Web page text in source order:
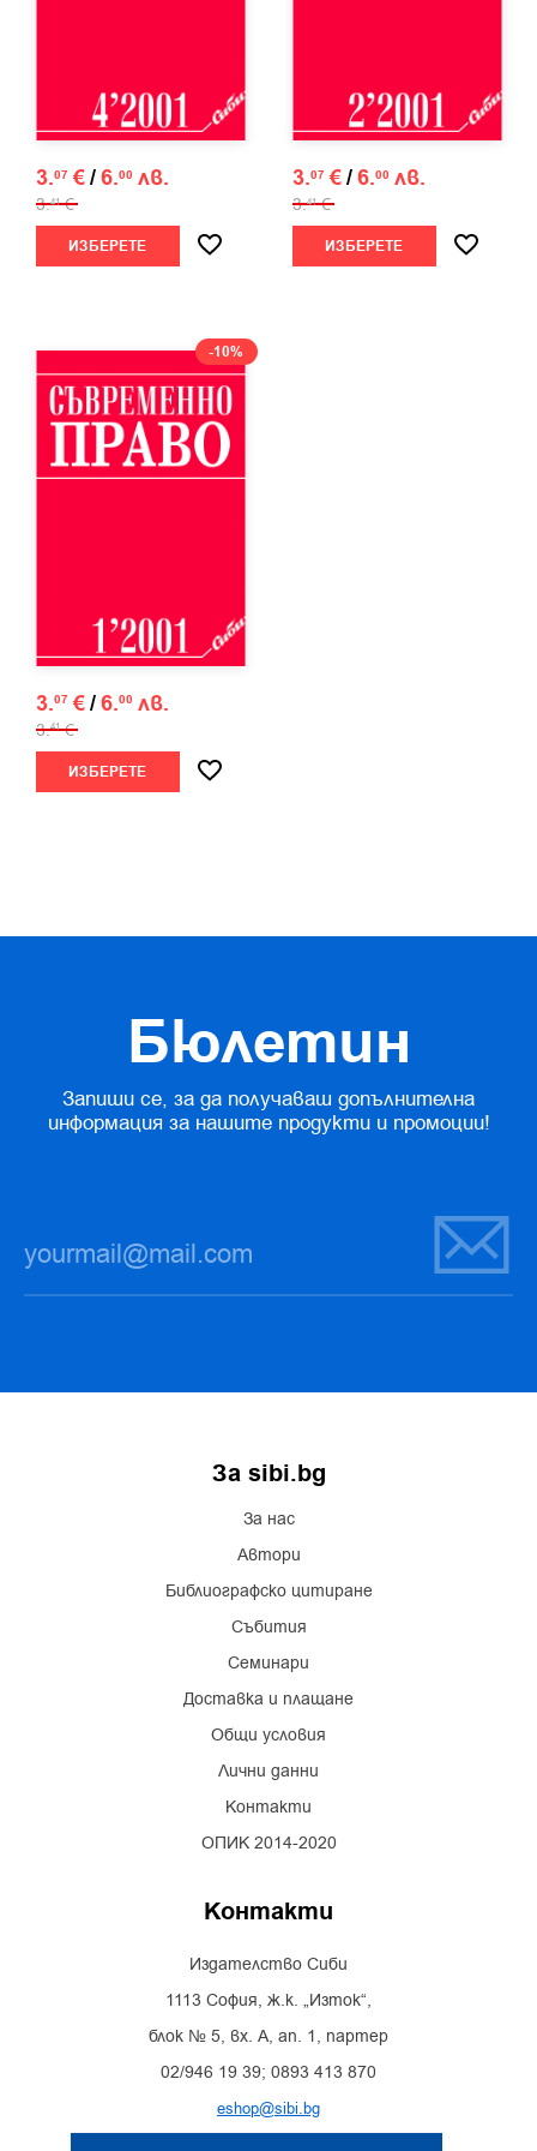
3.07 €/6.00 лв.
3.41 €
ИЗБЕРЕТЕ
3.07 €/6.00 лв.
3.41 €
ИЗБЕРЕТЕ
-10%
3.07 €/6.00 лв.
3.41 €
ИЗБЕРЕТЕ
Бюлетин
Запиши се, за да получаваш допълнителна
информация за нашите продукти и промоции!
За sibi.bg
За нас
Автори
Библиографско цитиране
Събития
Семинари
Доставка и плащане
Общи условия
Лични данни
Контакти
ОПИК 2014-2020
Контакти
Издателство Сиби
1113 София, ж.к. „Изток“,
блок № 5, вх. А, ап. 1, партер
02/946 19 39; 0893 413 870
eshop@sibi.bg